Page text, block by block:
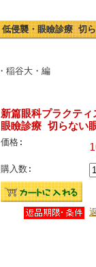
侵襲・眼瞼診療 切
稲谷大・編
新篇眼科プラクテ
眼瞼診療 切らない
価格:
購入数: